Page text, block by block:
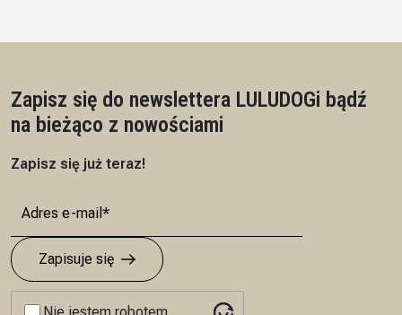
Zapisz się do newslettera LULUDOGi bądź
na bieżąco z nowościami
Zapisz się już teraz!
Zapisuje się